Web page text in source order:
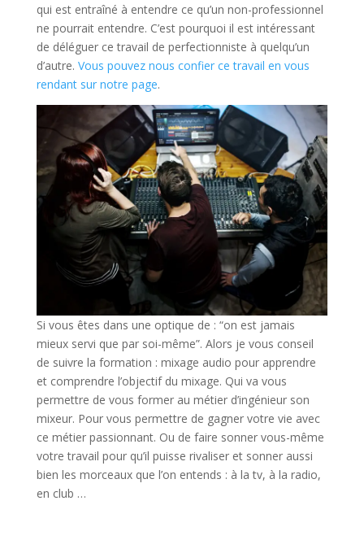
qui est entraîné à entendre ce qu’un non-professionnel
ne pourrait entendre. C’est pourquoi il est intéressant
de déléguer ce travail de perfectionniste à quelqu’un
d’autre. Vous pouvez nous confier ce travail en vous
rendant sur notre page.
Si vous êtes dans une optique de : “on est jamais
mieux servi que par soi-même”. Alors je vous conseil
de suivre la formation : mixage audio pour apprendre
et comprendre l’objectif du mixage. Qui va vous
permettre de vous former au métier d’ingénieur son
mixeur. Pour vous permettre de gagner votre vie avec
ce métier passionnant. Ou de faire sonner vous-même
votre travail pour qu’il puisse rivaliser et sonner aussi
bien les morceaux que l’on entends : à la tv, à la radio,
en club …